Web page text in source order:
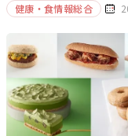
健康・食情報総合